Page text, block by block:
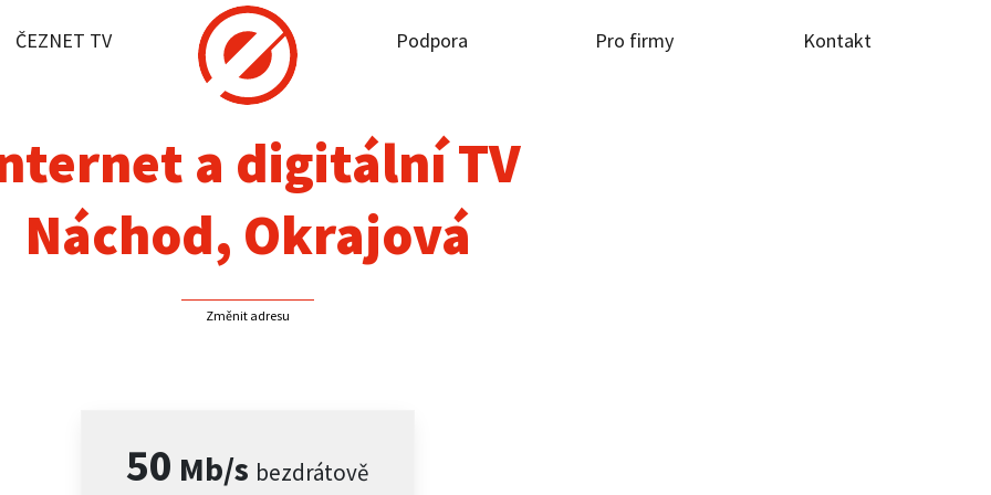
ČEZNET TV Podpora Pro firmy Kontakt
a digitální TV
Náchod, Okrajová
Změnit adresu
50 Mb/s bezdrátově